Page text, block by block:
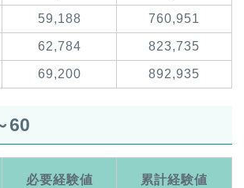
59,188 760,951
62,784 823,735
69,200 892,935
60
必要経験値 累計経験値